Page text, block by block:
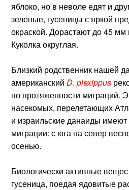
яблоко, но в неволе едят и
зеленые, гусеницы с яркой
окраской. Дорастают до 45 мм
Куколка округлая.
Близкий родственник нашей
американскийD. plexippus
по протяженности миграций.
насекомых, перелетающих
и израильские данаиды
миграции: с юга на север
осенью.
Биологически активные
гусеница, поедая ядовитые